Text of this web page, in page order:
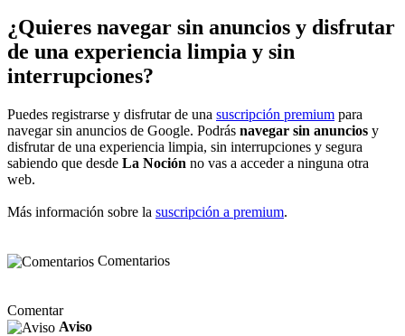
¿Quieres navegar sin anuncios y disfrutar
de una experiencia limpia y sin
interrupciones?
Puedes registrarse y disfrutar de una suscripción premium para
navegar sin anuncios de Google. Podrás navegar sin anuncios y
disfrutar de una experiencia limpia, sin interrupciones y segura
sabiendo que desde La Noción no vas a acceder a ninguna otra
web.
Más información sobre la suscripción a premium.
Comentarios
Comentar
Aviso